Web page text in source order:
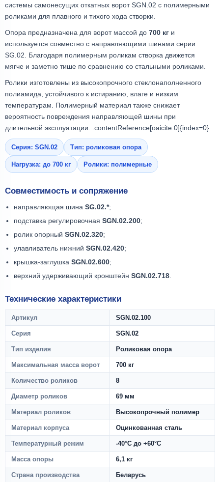
системы самонесущих откатных ворот SGN.02 с полимерными
роликами для плавного и тихого хода створки.
Опора предназначена для ворот массой до 700 кг и
используется совместно с направляющими шинами серии
SG.02. Благодаря полимерным роликам створка движется
мягче и заметно тише по сравнению со стальными роликами.
Ролики изготовлены из высокопрочного стеклонаполненного
полиамида, устойчивого к истиранию, влаге и низким
температурам. Полимерный материал также снижает
вероятность повреждения направляющей шины при
длительной эксплуатации. :contentReference[oaicite:0]{index=0}
Серия: SGN.02 Тип: роликовая опора
Нагрузка: до 700 кг Ролики: полимерные
Совместимость и сопряжение
направляющая шина SG.02.*;
подставка регулировочная SGN.02.200;
ролик опорный SGN.02.320;
улавливатель нижний SGN.02.420;
крышка-заглушка SGN.02.600;
верхний удерживающий кронштейн SGN.02.718
Технические характеристики
Артикул SGN.02.100
Серия SGN.02
Тип изделия Роликовая опора
Максимальная масса ворот 700 кг
Количество роликов 8
Диаметр роликов 69 мм
Материал роликов Высокопрочный полимер
Материал корпуса Оцинкованная сталь
Температурный режим -40°C до +60°C
Масса опоры 6,1 кг
Страна производства Беларусь